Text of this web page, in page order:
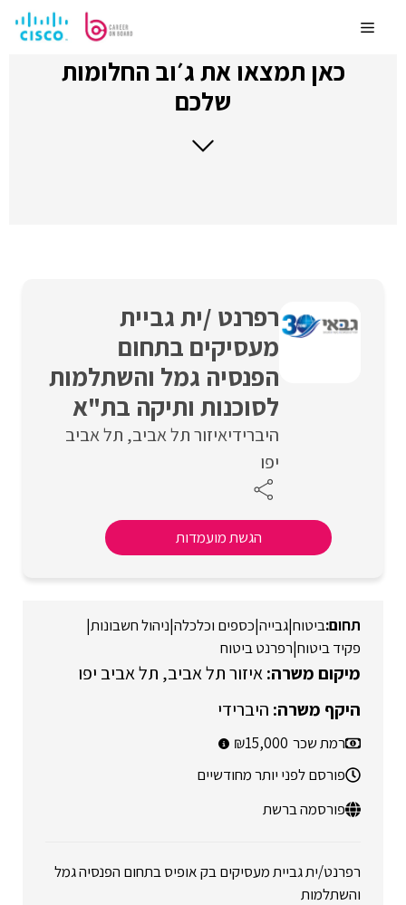
לתוכןMenu
כאן תמצאו את ג׳וב החלומות
שלכם
רפרנט /ית גביית
מעסיקים בתחום
הפנסיה גמל והשתלמות
לסוכנות ותיקה בת"א
היברידיאיזור תל אביב תל אביב
יפו
הגשת מועמדות
ביטוח|גבייה|כספים וכלכלה|ניהול חשבונות|
פקיד ביטוח|רפרנט ביטוח
איזור תל אביב תל אביב יפו
היברידי
רמת שכר 15,000
פורסם לפני יותר מחודשיים
פורסמה ברשת
רפרנט/ית גביית מעסיקים בק אופיס בתחום הפנסיה גמל
והשתלמות